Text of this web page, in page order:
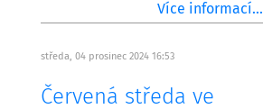
Více informací...
středa, 04 prosinec 2024 16:53
Červená středa ve